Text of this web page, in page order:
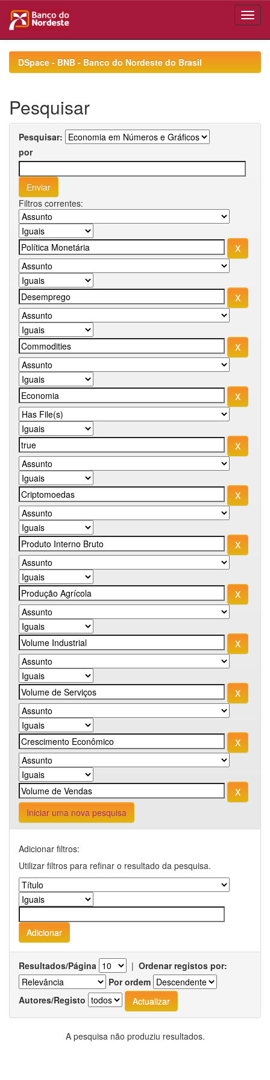
navigationDSpace - BNB - Banco do Nordeste do Brasil
Pesquisar
Pesquisar:
por
Filtros correntes:
Iniciar uma nova pesquisa
Adicionar filtros:
Utilizar filtros para refinar o resultado da pesquisa.
Resultados/Página | Ordenar registos por:
Por ordem
Autores/Registo
A pesquisa não produziu resultados.